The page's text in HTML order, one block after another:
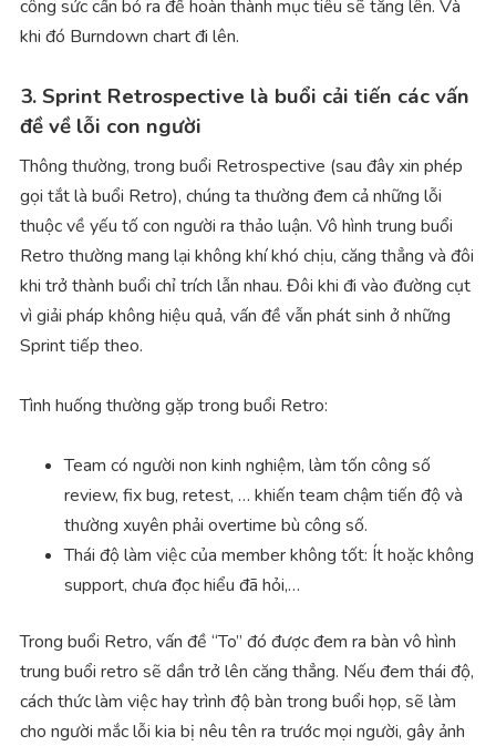
công sức cần bỏ ra để hoàn thành mục tiêu sẽ tăng lên. Và
khi đó Burndown chart đi lên.
3. Sprint Retrospective là buổi cải tiến các vấn
đề về lỗi con người
Thông thường, trong buổi Retrospective (sau đây xin phép
gọi tắt là buổi Retro), chúng ta thường đem cả những lỗi
thuộc về yếu tố con người ra thảo luận. Vô hình trung buổi
Retro thường mang lại không khí khó chịu, căng thẳng và đôi
khi trở thành buổi chỉ trích lẫn nhau. Đôi khi đi vào đường cụt
vì giải pháp không hiệu quả, vấn đề vẫn phát sinh ở những
Sprint tiếp theo.
Tình huống thường gặp trong buổi Retro:
Team có người non kinh nghiệm, làm tốn công số
review, fix bug, retest, … khiến team chậm tiến độ và
thường xuyên phải overtime bù công số.
Thái độ làm việc của member không tốt: Ít hoặc không
support, chưa đọc hiểu đã hỏi,…
Trong buổi Retro, vấn đề “To” đó được đem ra bàn vô hình
trung buổi retro sẽ dần trở lên căng thẳng. Nếu đem thái độ,
cách thức làm việc hay trình độ bàn trong buổi họp, sẽ làm
cho người mắc lỗi kia bị nêu tên ra trước mọi người, gây ảnh